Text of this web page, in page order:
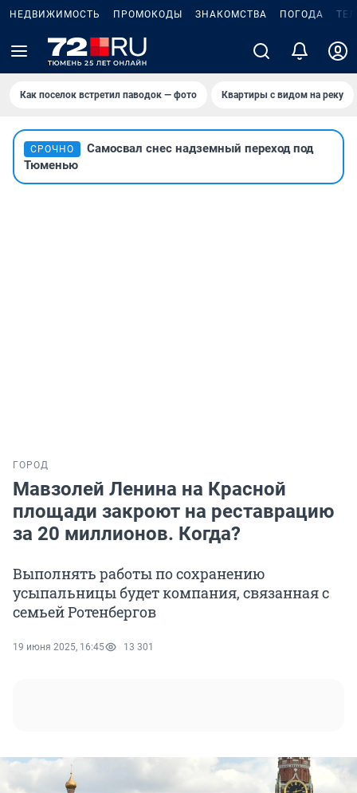
НЕДВИЖИМОСТЬ ПРОМОКОДЫ ЗНАКОМСТВА ПОГОДА
Как поселок встретил паводок — фото Квартиры с видом на реку
СРОЧНО
Самосвал снес надземный переход под
Тюменью
ГОРОД
Мавзолей Ленина на Красной
площади закроют на реставрацию
за 20 миллионов. Когда?
Выполнять работы по сохранению
усыпальницы будет компания, связанная с
семьей Ротенбергов
19 июня 2025, 16:45 13 301